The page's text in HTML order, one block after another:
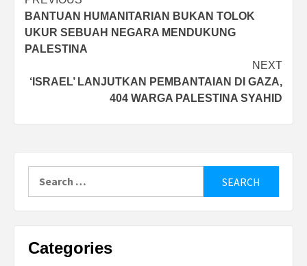
navigation
BANTUAN HUMANITARIAN BUKAN TOLOK
UKUR SEBUAH NEGARA MENDUKUNG
PALESTINA
NEXT
‘ISRAEL’ LANJUTKAN PEMBANTAIAN DI GAZA,
404 WARGA PALESTINA SYAHID
Categories